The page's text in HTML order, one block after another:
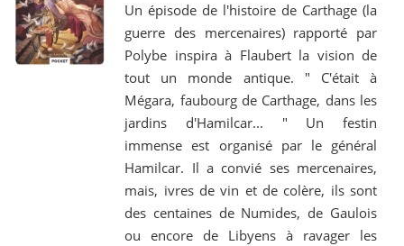
Un épisode de l'histoire de Carthage (la
guerre des mercenaires) rapporté par
Polybe inspira à Flaubert la vision de
tout un monde antique. " C'était à
Mégara, faubourg de Carthage, dans les
jardins d'Hamilcar... " Un festin
immense est organisé par le général
Hamilcar. Il a convié ses mercenaires,
mais, ivres de vin et de colère, ils sont
des centaines de Numides, de Gaulois
ou encore de Libyens à ravager les